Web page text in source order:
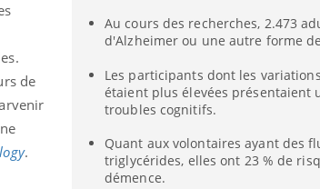
Au cours des recherches, 2.473
d'Alzheimer ou une autre forme
Les participants dont les
étaient plus élevées présentaient
troubles cognitifs.
Quant aux volontaires ayant des
triglycérides, elles ont 23 % de
démence.
de
.
Grossesse et chaleur : ce
que dit la science
Le smartphone nuit-il à
l'apprentissage de la